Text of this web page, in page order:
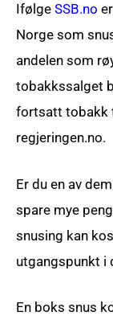
IfølgeSSB.no
Norge som
andelen som
tobakkssalget
fortsatt tobakk
regjeringen.no.
Er du en av
spare mye
snusing kan
utgangspunkt i
En boks snus